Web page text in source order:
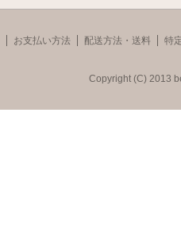
お支払い方法 配送方法・送料 特
Copyright (C) 2013